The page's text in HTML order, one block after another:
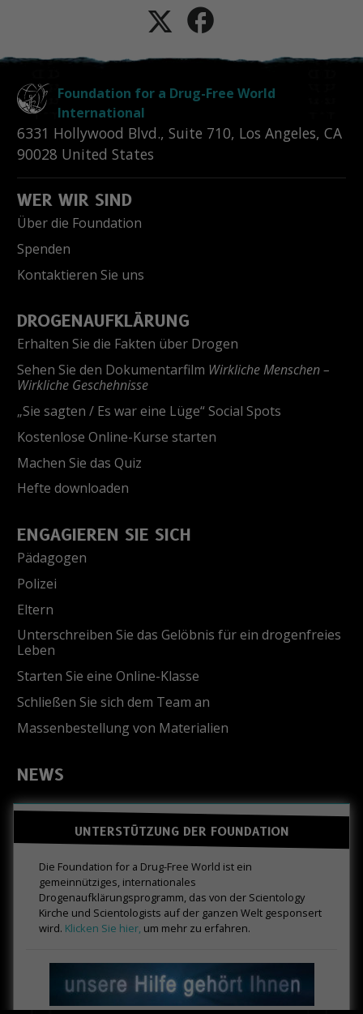
Foundation for a Drug-Free World
International
6331 Hollywood Blvd., Suite 710, Los Angeles, CA
90028 United States
WER WIR SIND
Über die Foundation
Spenden
Kontaktieren Sie uns
DROGENAUFKLÄRUNG
Erhalten Sie die Fakten über Drogen
Sehen Sie den Dokumentarfilm Wirkliche Menschen –
Wirkliche Geschehnisse
„Sie sagten / Es war eine Lüge“ Social Spots
Kostenlose Online-Kurse starten
Machen Sie das Quiz
Hefte downloaden
ENGAGIEREN SIE SICH
Pädagogen
Polizei
Eltern
Unterschreiben Sie das Gelöbnis für ein drogenfreies
Leben
Starten Sie eine Online-Klasse
Schließen Sie sich dem Team an
Massenbestellung von Materialien
NEWS
UNTERSTÜTZUNG DER FOUNDATION
Die Foundation for a Drug-Free World ist ein
gemeinnütziges, internationales
Drogenaufklärungsprogramm, das von der Scientology
Kirche und Scientologists auf der ganzen Welt gesponsert
wird. Klicken Sie hier, um mehr zu erfahren.